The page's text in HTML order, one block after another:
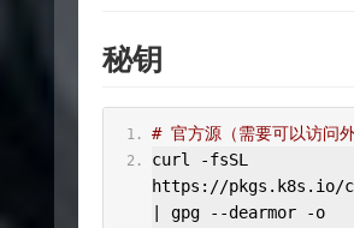
秘钥
# 官方源（需要可以访问外
curl
-fsSL
https ://pkgs . k8s . io/
gpg --dearmor - o